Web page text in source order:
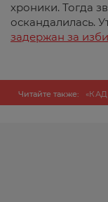
хроники. Тогда
оскандалилась.
задержан за
Читайте также: